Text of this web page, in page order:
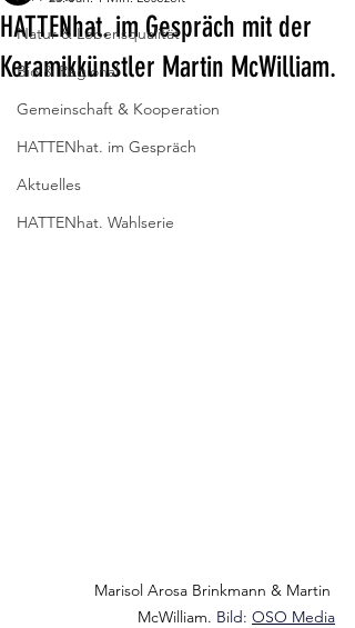
Natur & Lebensqualität
Bio & Regional
Gemeinschaft & Kooperation
HATTENhat. im Gespräch
Aktuelles
HATTENhat. Wahlserie
HATTENhat. im Gespräch mit der
Keramikkünstler Martin McWilliam.
Marisol Arosa Brinkmann & Martin
McWilliam. Bild: OSO Media